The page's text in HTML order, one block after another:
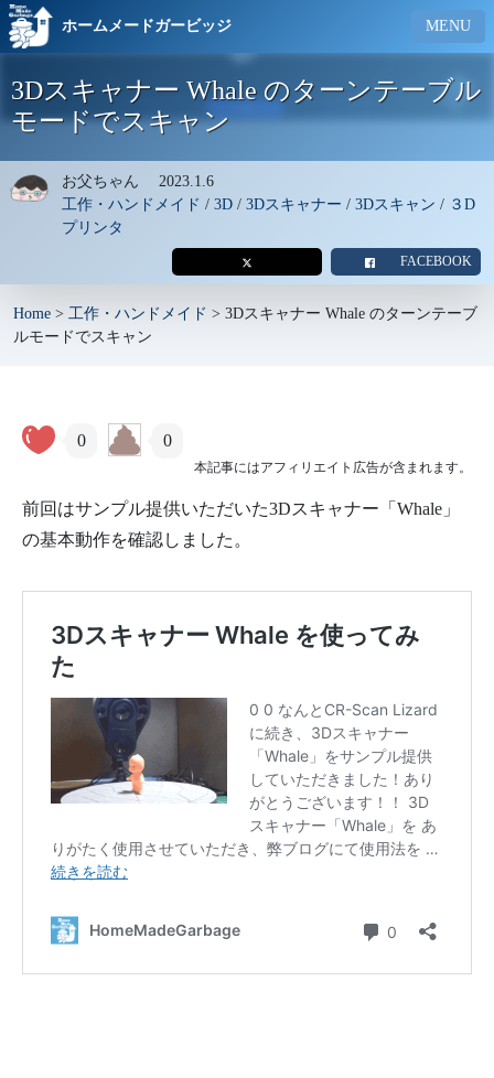
ホームメードガービッジ MENU
3Dスキャナー Whale のターンテーブル
モードでスキャン
お父ちゃん 2023.1.6
工作・ハンドメイド / 3D / 3Dスキャナー / 3Dスキャン / ３D
プリンタ
FACEBOOK
Home > 工作・ハンドメイド > 3Dスキャナー Whale のターンテーブ
ルモードでスキャン
本記事にはアフィリエイト広告が含まれます。
0 0
前回はサンプル提供いただいた3Dスキャナー「Whale」
の基本動作を確認しました。